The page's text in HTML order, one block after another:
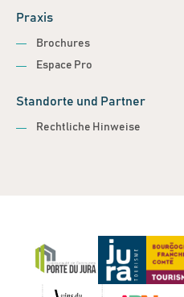
Praxis
Brochures
Espace Pro
Standorte und Partner
Rechtliche Hinweise